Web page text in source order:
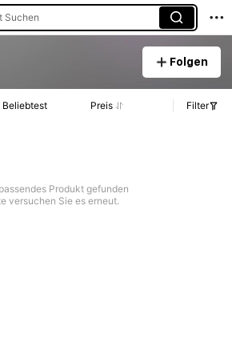
Suchen
Folgen
Beliebtest Preis Filter
Produkt gefunden
versuchen Sie es erneut.